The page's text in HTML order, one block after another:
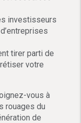
investisseurs
tirer parti de
votre
vous à
rouages du
de